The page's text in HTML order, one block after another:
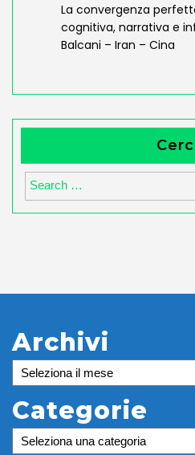
La convergenza
cognitiva, narrativa e
Balcani – Iran – Cina
Archivi
Archivi
Categorie
Categorie